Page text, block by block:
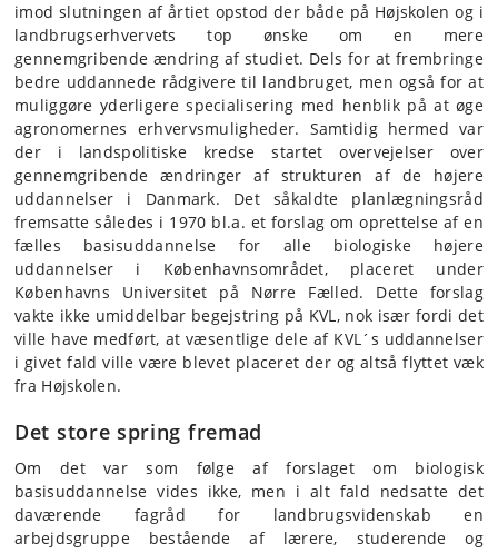
imod slutningen af årtiet opstod der både på Højskolen og i
landbrugserhvervets top ønske om en mere
gennemgribende ændring af studiet. Dels for at frembringe
bedre uddannede rådgivere til landbruget, men også for at
muliggøre yderligere specialisering med henblik på at øge
agronomernes erhvervsmuligheder. Samtidig hermed var
der i landspolitiske kredse startet overvejelser over
gennemgribende ændringer af strukturen af de højere
uddannelser i Danmark. Det såkaldte planlægningsråd
fremsatte således i 1970 bl.a. et forslag om oprettelse af en
fælles basisuddannelse for alle biologiske højere
uddannelser i Københavnsområdet, placeret under
Københavns Universitet på Nørre Fælled. Dette forslag
vakte ikke umiddelbar begejstring på KVL, nok især fordi det
ville have medført, at væsentlige dele af KVL´s uddannelser
i givet fald ville være blevet placeret der og altså flyttet væk
fra Højskolen.
Det store spring fremad
Om det var som følge af forslaget om biologisk
basisuddannelse vides ikke, men i alt fald nedsatte det
daværende fagråd for landbrugsvidenskab en
arbejdsgruppe bestående af lærere, studerende og